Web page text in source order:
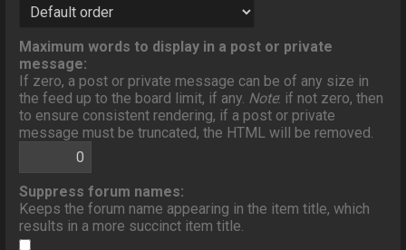
Maximum words to display in a post or private
message:
If zero, a post or private message can be of any size in
the feed up to the board limit, if any. Note: if not zero, then
to ensure consistent rendering, if a post or private
message must be truncated, the HTML will be removed.
Suppress forum names:
Keeps the forum name appearing in the item title, which
results in a more succinct item title.